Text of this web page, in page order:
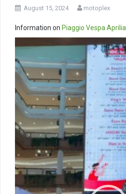
August 15, 2024 motoplex
Information on Piaggio Vespa Aprilia